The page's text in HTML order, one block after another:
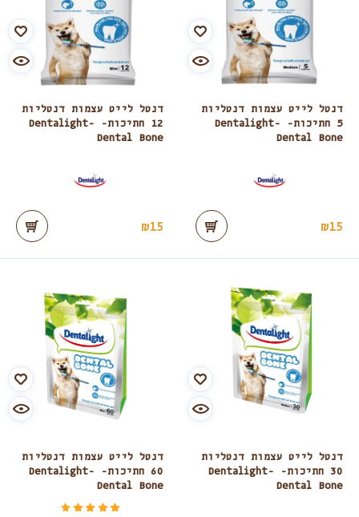
דנטל לייט עצמות דנטליות
5 חתיכות- Dentalight-
Dental Bone
₪15
דנטל לייט עצמות דנטליות
12 חתיכות- Dentalight-
Dental Bone
₪15
דנטל לייט עצמות דנטליות
30 חתיכות- Dentalight-
Dental Bone
דנטל לייט עצמות דנטליות
60 חתיכות- Dentalight-
Dental Bone